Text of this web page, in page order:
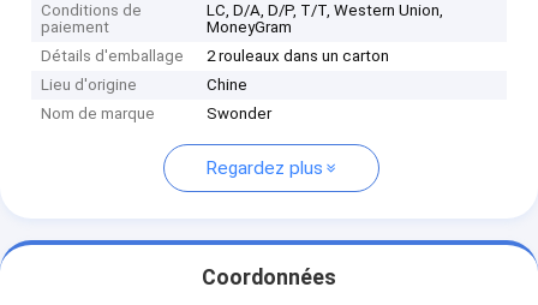
Conditions de
paiement
LC, D/A, D/P, T/T, Western Union,
MoneyGram
Détails d'emballage
2 rouleaux dans un carton
Lieu d'origine
Chine
Nom de marque
Swonder
Regardez plus
Coordonnées